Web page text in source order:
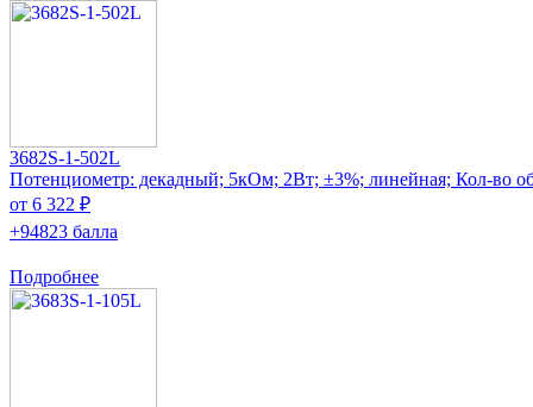
3682S-1-502L
Потенциометр: декадный; 5кОм; 2Вт; ±3%; линейная; Кол-во
от 6 322 ₽
+94823 балла
Подробнее